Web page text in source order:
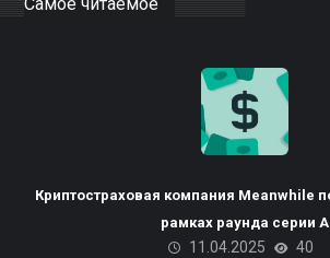
Криптостраховая компания Meanwhile
рамках раунда серии А
11.04.2025 40